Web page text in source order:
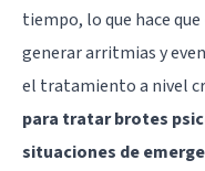
tiempo, lo que hace
generar arritmias y
el tratamiento a nivel
para tratar brotes
situaciones de